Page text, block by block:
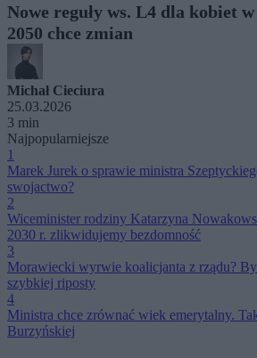
Nowe reguły ws. L4 dla kobiet
2050 chce zmian
Michał Cieciura
25.03.2026
3 min
Najpopularniejsze
1
Marek Jurek o sprawie ministra
swojactwo?
2
Wiceminister rodziny Katarzyna
2030 r. zlikwidujemy bezdomność
3
Morawiecki wyrwie koalicjanta z rządu?
szybkiej riposty
4
Ministra chce zrównać wiek emerytalny.
Burzyńskiej